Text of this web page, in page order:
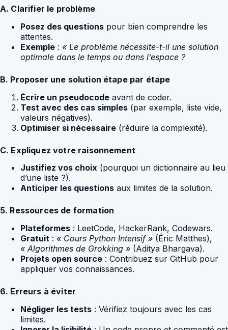
A. Clarifier le problème
Posez des questions pour bien comprendre les
attentes.
Exemple : « Le problème nécessite-t-il une solution
optimale dans le temps ou dans l’espace ?
B. Proposer une solution étape par étape
Écrire un pseudocode avant de coder.
Test avec des cas simples (par exemple, liste vide,
valeurs négatives).
Optimiser si nécessaire (réduire la complexité).
C. Expliquez votre raisonnement
Justifiez vos choix (pourquoi un dictionnaire au lieu
d’une liste ?).
Anticiper les questions aux limites de la solution.
5. Ressources de formation
Plateformes : LeetCode, HackerRank, Codewars.
Gratuit : « Cours Python Intensif » (Éric Matthes),
« Algorithmes de Grokking » (Aditya Bhargava).
Projets open source : Contribuez sur GitHub pour
appliquer vos connaissances.
6. Erreurs à éviter
Négliger les tests : Vérifiez toujours avec les cas
limites.